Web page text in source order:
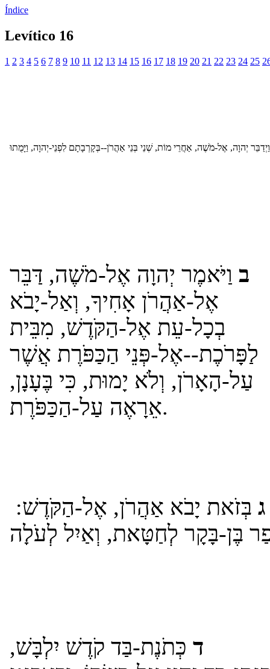
Índice
Levítico 16
1 2 3 4 5 6 7 8 9 10 11 12 13 14 15 16 17 18 19 20 21 22 23 24 25
ב וַיֹּאמֶר יְהוָה אֶל-מֹשֶׁה, דַּבֵּר
אֶל-אַהֲרֹן אָחִיךָ, וְאַל-יָבֹא
בְכָל-עֵת אֶל-הַקֹּדֶשׁ, מִבֵּית
לַפָּרֹכֶת--אֶל-פְּנֵי הַכַּפֹּרֶת אֲשֶׁר
עַל-הָאָרֹן, וְלֹא יָמוּת, כִּי בֶּעָנָן,
אֵרָאֶה עַל-הַכַּפֹּרֶת.
ג בְּזֹאת יָבֹא אַהֲרֹן, אֶל-הַקֹּדֶשׁ:
ד כְּתֹנֶת-בַּד קֹדֶשׁ יִלְבָּשׁ,